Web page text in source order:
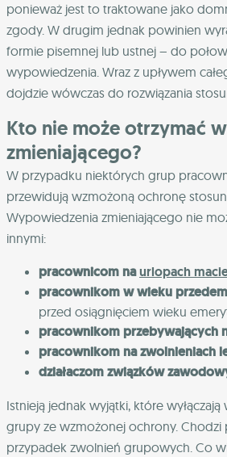
ponieważ jest to traktowane jako
zgody. W drugim jednak powinien
formie pisemnej lub ustnej – do
wypowiedzenia. Wraz z upływem
dojdzie wówczas do rozwiązania
Kto nie może otrzymać
zmieniającego?
W przypadku niektórych grup
przewidują wzmożoną ochronę
Wypowiedzenia zmieniającego nie
innymi:
pracownicom naurlopach
pracownikom w wieku
przed osiągnięciem wieku
pracownikom przebywających
pracownikom na zwolnieniach
działaczom związków
Istnieją jednak wyjątki, które
grupy ze wzmożonej ochrony. Chodzi
przypadek zwolnień grupowych. Co